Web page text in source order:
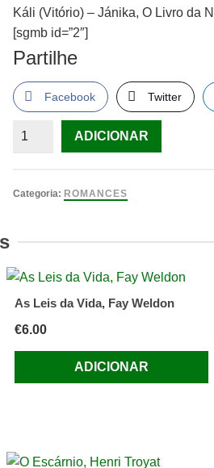
Káli (Vitório) – Jánika, O Livro da
[sgmb id=”2″]
Partilhe
Facebook Twitter
Quantidade
(Vitório)
Livro
Noite
e
do
ADICIONAR
Categoria: ROMANCES
As Leis da Vida, Fay Weldon
€6.00
ADICIONAR